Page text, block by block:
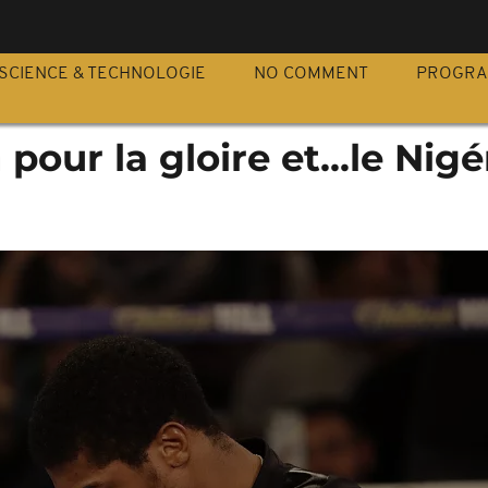
SCIENCE & TECHNOLOGIE NO COMMENT
pour la gloire et...le